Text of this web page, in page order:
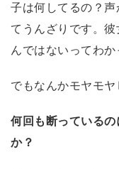
子は何してるの？
てうんざりです。
んではないってわか
でもなんかモヤモヤ
何回も断っている
か？